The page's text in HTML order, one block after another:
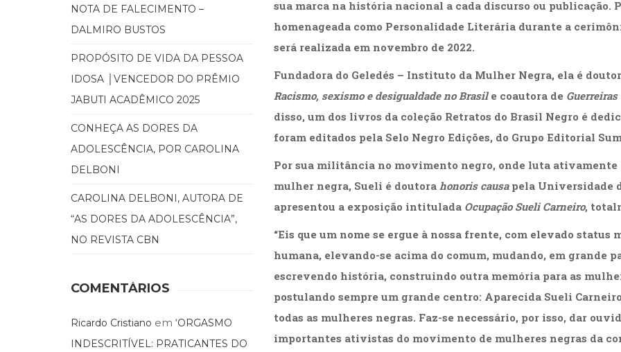
sua marca na história nacional a cada discurso ou publicação.
homenageada como Personalidade Literária durante a
será realizada em novembro de 2022.
Fundadora do Geledés – Instituto da Mulher Negra, ela é
Racismo, sexismo e desigualdade no Brasile coautora de
disso, um dos livros da coleção Retratos do Brasil Negro é
foram editados pela Selo Negro Edições, do Grupo Editorial
Por sua militância no movimento negro, onde luta ativamente
mulher negra, Sueli é doutora honoris causapela Universidade
apresentou a exposição intitulada Ocupação Sueli Carneiro,
“Eis que um nome se ergue à nossa frente, com elevado
humana, elevando-se acima do comum, mudando, em grande
escrevendo história, construindo outra memória para as
postulando sempre um grande centro: Aparecida Sueli
todas as mulheres negras. Faz-se necessário, por isso, dar
importantes ativistas do movimento de mulheres negras da
NOTA DE FALECIMENTO –
DALMIRO BUSTOS
PROPÓSITO DE VIDA DA PESSOA
IDOSA │VENCEDOR DO PRÊMIO
JABUTI ACADÊMICO 2025
CONHEÇA AS DORES DA
ADOLESCÊNCIA, POR CAROLINA
DELBONI
CAROLINA DELBONI, AUTORA DE
“AS DORES DA ADOLESCÊNCIA”,
NO REVISTA CBN
COMENTÁRIOS
Ricardo Cristiano em ‘ORGASMO
INDESCRITÍVEL: PRATICANTES DO